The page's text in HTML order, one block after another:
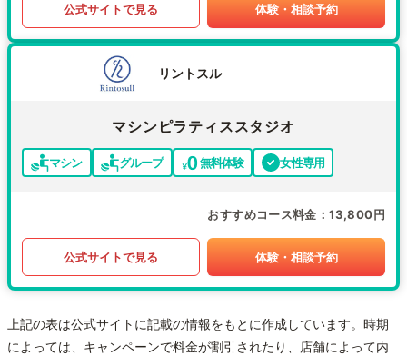
公式サイトで見る 体験・相談予約
リントスル
マシンピラティススタジオ
マシン グループ 無料体験 女性専用
おすすめコース料金 13,800円
公式サイトで見る 体験・相談予約
上記の表は公式サイトに記載の情報をもとに作成しています。時期
によっては、キャンペーンで料金が割引されたり、店舗によって内